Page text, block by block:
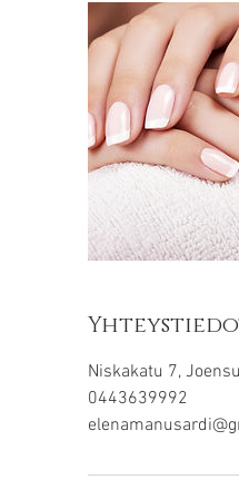
Niskakatu 7,
0443639992